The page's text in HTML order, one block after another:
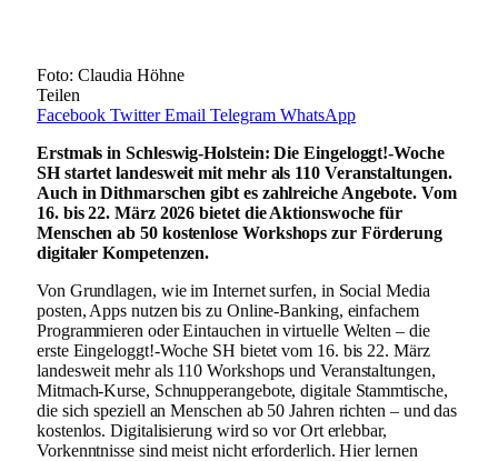
Foto: Claudia Höhne
Teilen
Facebook Twitter Email Telegram WhatsApp
Erstmals in Schleswig-Holstein: Die Eingeloggt!-Woche
SH startet landesweit mit mehr als 110 Veranstaltungen.
Auch in Dithmarschen gibt es zahlreiche Angebote. Vom
16. bis 22. März 2026 bietet die Aktionswoche für
Menschen ab 50 kostenlose Workshops zur Förderung
digitaler Kompetenzen.
Von Grundlagen, wie im Internet surfen, in Social Media
posten, Apps nutzen bis zu Online-Banking, einfachem
Programmieren oder Eintauchen in virtuelle Welten – die
erste Eingeloggt!-Woche SH bietet vom 16. bis 22. März
landesweit mehr als 110 Workshops und Veranstaltungen,
Mitmach-Kurse, Schnupperangebote, digitale Stammtische,
die sich speziell an Menschen ab 50 Jahren richten – und das
kostenlos. Digitalisierung wird so vor Ort erlebbar,
Vorkenntnisse sind meist nicht erforderlich. Hier lernen